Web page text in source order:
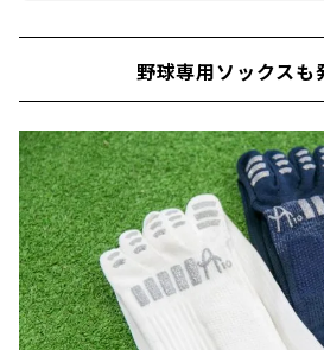
野球専用ソックスも